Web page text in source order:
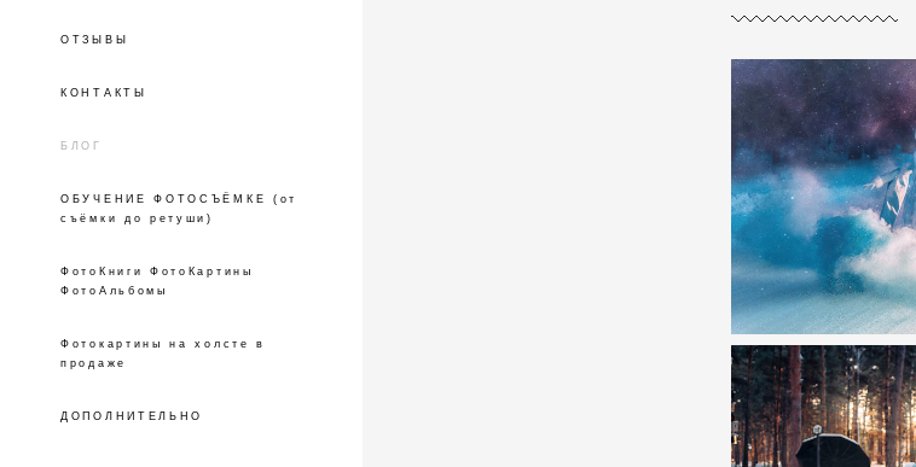
ОТЗЫВЫ
КОНТАКТЫ
БЛОГ
ОБУЧЕНИЕ ФОТОСЪЁМКЕ (от
съёмки до ретуши)
ФотоКниги ФотоКартины
ФотоАльбомы
Фотокартины на холсте в
продаже
ДОПОЛНИТЕЛЬНО